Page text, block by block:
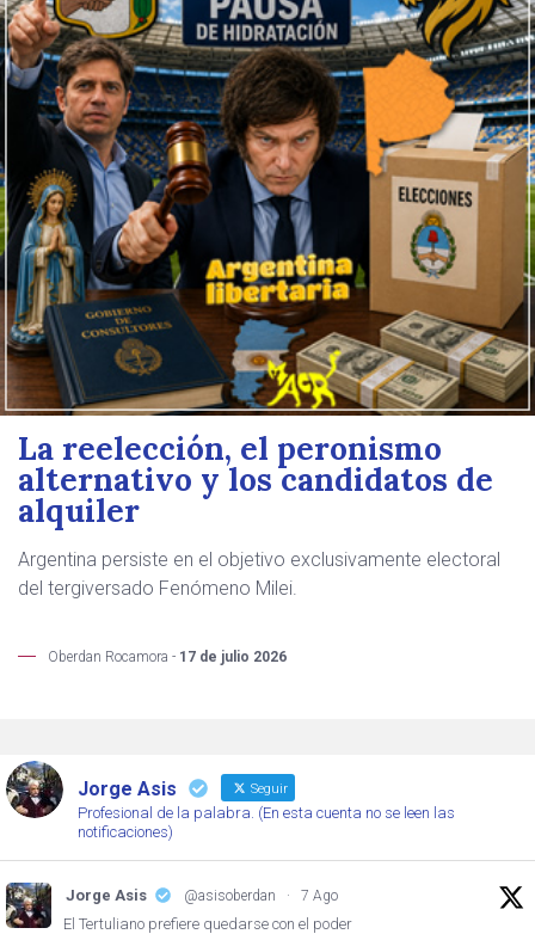
La reelección, el peronismo
alternativo y los candidatos de
alquiler
Argentina persiste en el objetivo exclusivamente electoral
del tergiversado Fenómeno Milei.
Oberdan Rocamora - 17 de julio 2026
Jorge Asis Seguir
Profesional de la palabra. (En esta cuenta no se leen las
notificaciones)
Jorge Asis @asisoberdan · 7 Ago
El Tertuliano prefiere quedarse con el poder